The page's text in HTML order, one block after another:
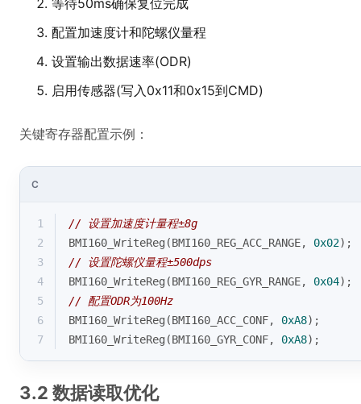
等待50ms确保复位完成
配置加速度计和陀螺仪量程
设置输出数据速率(ODR)
启用传感器(写入0x11和0x15到CMD)
关键寄存器配置示例：
C
1
// 设置加速度计量程±8g
2
BMI160_WriteReg(BMI160_REG_ACC_RANGE, 0x02
3
// 设置陀螺仪量程±500dps
4
BMI160_WriteReg(BMI160_REG_GYR_RANGE, 0x04);
5
// 配置ODR为100Hz
6
BMI160_WriteReg(BMI160_ACC_CONF, 0xA8);
7
BMI160_WriteReg(BMI160_GYR_CONF, 0xA8);
3.2 数据读取优化